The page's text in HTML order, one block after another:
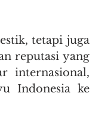
tetapi juga
reputasi yang
internasional,
Indonesia ke